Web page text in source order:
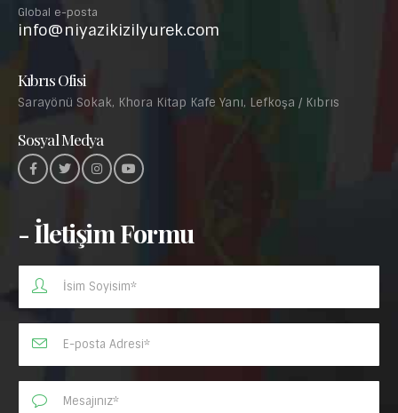
Global e-posta
info@niyazikizilyurek.com
Kıbrıs Ofisi
Sarayönü Sokak, Khora Kitap Kafe Yanı, Lefkoşa / Kıbrıs
Sosyal Medya
- İletişim Formu